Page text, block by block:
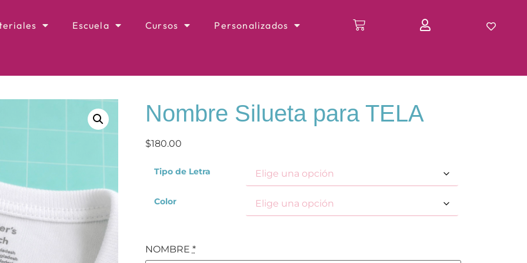
Escuela Cursos Personalizados
Nombre Silueta para TELA
$180.00
Tipo de Letra
Color
NOMBRE *